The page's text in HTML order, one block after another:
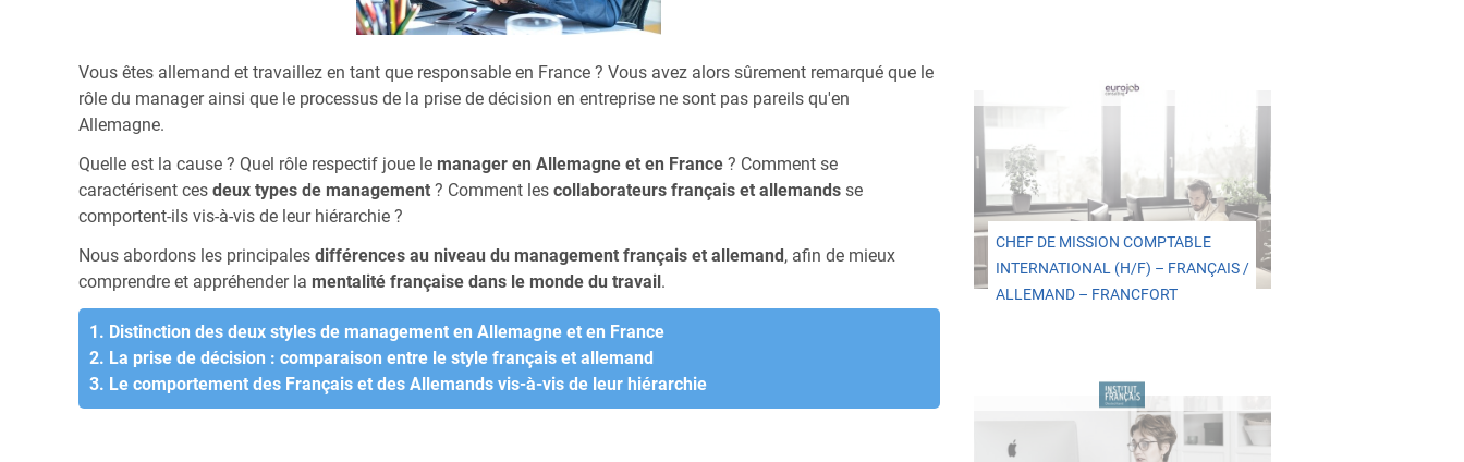
Vous êtes allemand et travaillez en tant que responsable en France ? Vous avez alors sûrement remarqué que le
rôle du manager ainsi que le processus de la prise de décision en entreprise ne sont pas pareils qu'en
Allemagne.
Quelle est la cause ? Quel rôle respectif joue le manager en Allemagne et en France ? Comment se
caractérisent ces deux types de management ? Comment les collaborateurs français et allemands se
comportent-ils vis-à-vis de leur hiérarchie ?
Nous abordons les principales différences au niveau du management français et allemand , afin de mieux
comprendre et appréhender la mentalité française dans le monde du travail .
1. Distinction des deux styles de management en Allemagne et en France
2. La prise de décision : comparaison entre le style français et allemand
3. Le comportement des Français et des Allemands vis-à-vis de leur hiérarchie
CHEF DE MISSION COMPTABLE
INTERNATIONAL (H/F) – FRANÇAIS /
ALLEMAND – FRANCFORT